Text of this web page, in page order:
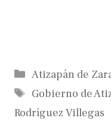
Categorías
Atizapán de
Etiquetas
Gobierno de
Rodríguez Villegas